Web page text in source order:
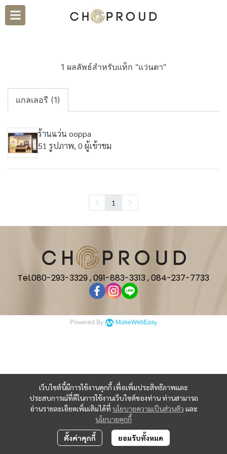
1 ผลลัพธ์สำหรับแท็ก "แว่นตา"
แกลเลอรี (1)
ร้านแว่น ooppa
51 รูปภาพ, 0 ผู้เข้าชม
1
เว็บไซต์นี้มีการใช้งานคุกกี้ เพื่อเพิ่มประสิทธิภาพและ
ประสบการณ์ที่ดีในการใช้งานเว็บไซต์ของท่าน ท่านสามารถ
อ่านรายละเอียดเพิ่มเติมได้ที่ นโยบายความเป็นส่วนตัว และ
นโยบายคุกกี้
ตั้งค่าคุกกี้ ยอมรับทั้งหมด
Tel.080-293-3329 , 091-883-3313 , 084-237-7733
Powered By MakeWebEasy